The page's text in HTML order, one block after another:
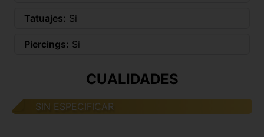
Tatuajes: Si
Piercings: Si
CUALIDADES
SIN ESPECIFICAR